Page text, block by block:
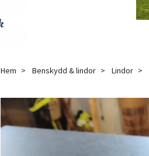
Hem Benskydd & lindor Lindor